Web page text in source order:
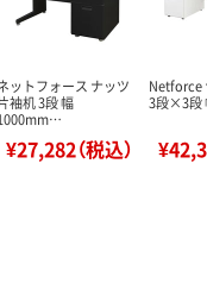
ットフォース ナッツ
袖机 3段 幅
¥27,282（税込）
Netforce
3段×3段